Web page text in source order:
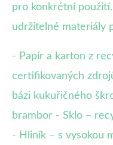
pro konkrétní
udržitelné materiály
- Papír a karton z
certifikovaných
bázi kukuřičného
brambor - Sklo –
- Hliník – s vysokou